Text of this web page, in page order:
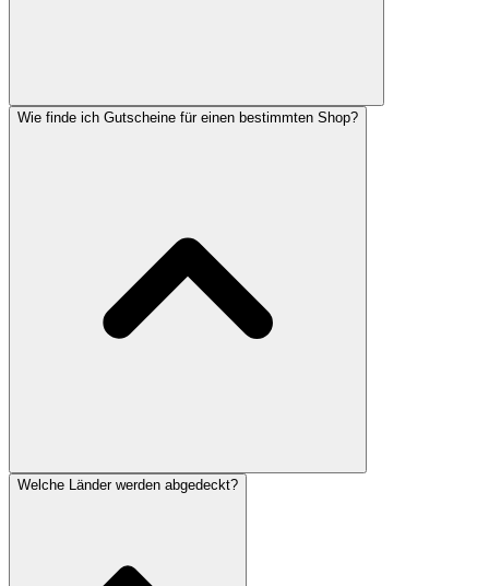
Wie finde ich Gutscheine für einen bestimmten Shop?
Welche Länder werden abgedeckt?